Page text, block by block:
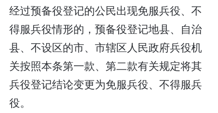
经过预备役登记的公民出现免服兵役、不
得服兵役情形的，预备役登记地县、自治
县、不设区的市、市辖区人民政府兵役机
关按照本条第一款、第二款有关规定将其
兵役登记结论变更为免服兵役、不得服兵
役。